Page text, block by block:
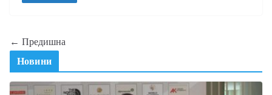
← Предишна
Новини